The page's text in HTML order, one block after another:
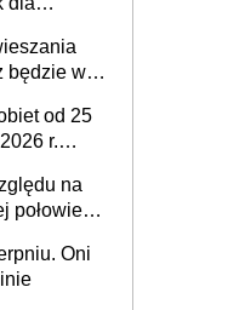
będzie w
projekt
od 25
r.
na
połowie
Oni